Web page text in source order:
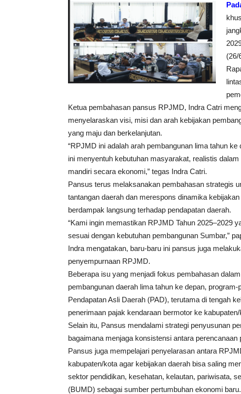
(26/
Ketua pembahasan pansus RPJMD, Indra Catri
menyelaraskan visi, misi dan arah kebijakan
yang maju dan berkelanjutan.
“RPJMD ini adalah arah pembangunan lima tahun
ini menyentuh kebutuhan masyarakat, realistis
mandiri secara ekonomi,” tegas Indra Catri.
Pansus terus melaksanakan pembahasan strategis
tantangan daerah dan merespons dinamika
berdampak langsung terhadap pendapatan daerah.
“Kami ingin memastikan RPJMD Tahun 2025–2029
sesuai dengan kebutuhan pembangunan Sumbar,”
Indra mengatakan, baru-baru ini pansus juga
penyempurnaan RPJMD.
Beberapa isu yang menjadi fokus pembahasan
pembangunan daerah lima tahun ke depan,
Pendapatan Asli Daerah (PAD), terutama di tengah
penerimaan pajak kendaraan bermotor ke kabupaten/
Selain itu, Pansus mendalami strategi penyusunan
bagaimana menjaga konsistensi antara
Pansus juga mempelajari penyelarasan antara
kabupaten/kota agar kebijakan daerah bisa saling
sektor pendidikan, kesehatan, kelautan, pariwisata,
(BUMD) sebagai sumber pertumbuhan ekonomi